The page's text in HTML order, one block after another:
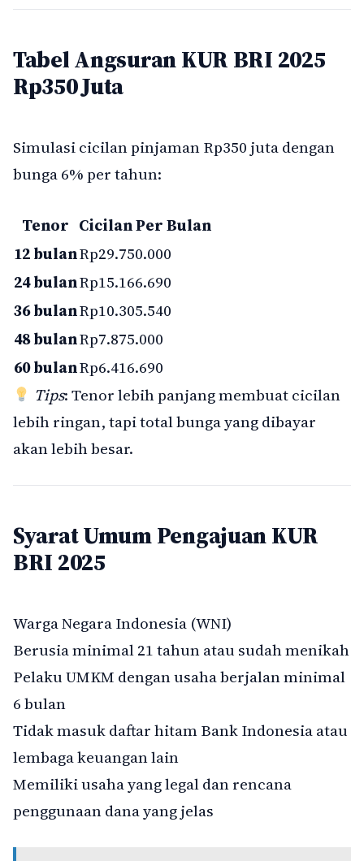
Tabel Angsuran KUR BRI 2025
Rp350 Juta
Simulasi cicilan pinjaman Rp350 juta dengan
bunga 6% per tahun:
Tenor Cicilan Per Bulan
12 bulanRp29.750.000
24 bulanRp15.166.690
36 bulanRp10.305.540
48 bulanRp7.875.000
60 bulanRp6.416.690
Tips: Tenor lebih panjang membuat cicilan
lebih ringan, tapi total bunga yang dibayar
akan lebih besar.
Syarat Umum Pengajuan KUR
BRI 2025
Warga Negara Indonesia (WNI)
Berusia minimal 21 tahun atau sudah menikah
Pelaku UMKM dengan usaha berjalan minimal
6 bulan
Tidak masuk daftar hitam Bank Indonesia atau
lembaga keuangan lain
Memiliki usaha yang legal dan rencana
penggunaan dana yang jelas